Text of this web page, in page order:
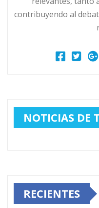
contribuyendo al
NOTICIAS DE
RECIENTES